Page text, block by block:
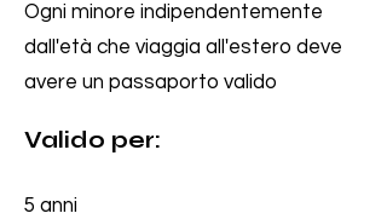
Ogni minore indipendentemente
dall'età che viaggia all'estero deve
avere un passaporto valido
Valido per:
5 anni